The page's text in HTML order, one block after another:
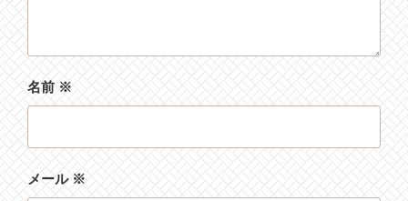
名前※
メール※